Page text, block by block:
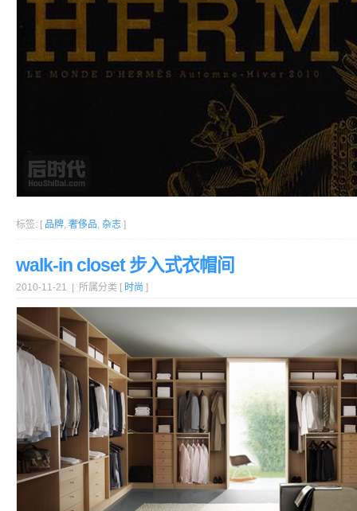
标签: [ 品牌, 奢侈品, 杂志 ]
walk-in closet 步入式衣帽间
2010-11-21 | 所属分类 [ 时尚 ]